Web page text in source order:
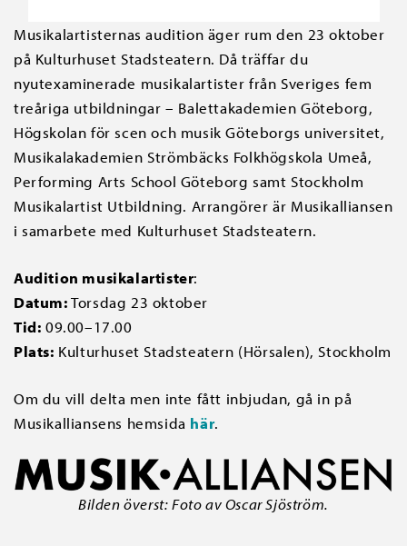
Musikalartisternas audition äger rum den 23 oktober
på Kulturhuset Stadsteatern. Då träffar du
nyutexaminerade musikalartister från Sveriges fem
treåriga utbildningar – Balettakademien Göteborg,
Högskolan för scen och musik Göteborgs universitet,
Musikalakademien Strömbäcks Folkhögskola Umeå,
Performing Arts School Göteborg samt Stockholm
Musikalartist Utbildning. Arrangörer är Musikalliansen
i samarbete med Kulturhuset Stadsteatern.
Audition musikalartister:
Datum:Torsdag 23 oktober
Tid: 09.00–17.00
Plats: Kulturhuset Stadsteatern (Hörsalen), Stockholm
Om du vill delta men inte fått inbjudan, gå in på
Musikalliansens hemsida här.
Bilden överst: Foto av Oscar Sjöström.